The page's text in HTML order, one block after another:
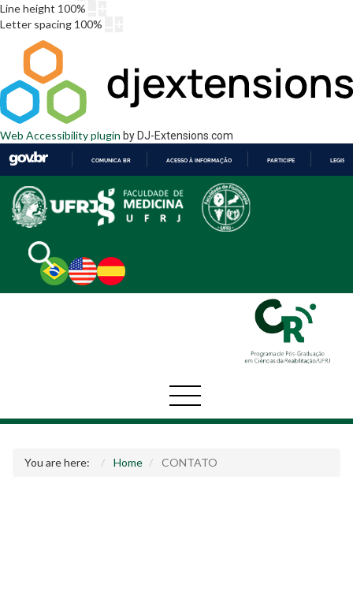
Line height 100%
Letter spacing 100%
Web Accessibility plugin by DJ-Extensions.com
PARA
O
CONTEÚDO
COMUNICA BR ACESSO À INFORMAÇÃO PARTICIPE
You are here: Home CONTATO